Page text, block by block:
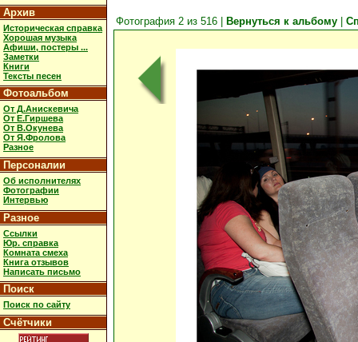
Архив
Историческая справка
Хорошая музыка
Афиши, постеры ...
Заметки
Книги
Тексты песен
Фотоальбом
От Д.Анискевича
От Е.Гиршева
От В.Окунева
От Я.Фролова
Разное
Персоналии
Об исполнителях
Фотографии
Интервью
Разное
Ссылки
Юр. справка
Комната смеха
Книга отзывов
Написать письмо
Поиск
Поиск по сайту
Счётчики
Фотография 2 из 516 | Вернуться к альбому